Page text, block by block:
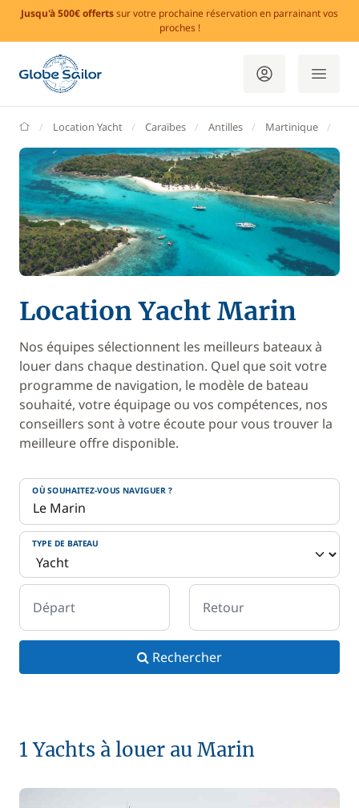
Jusqu'à 500€ offertssur votre prochaine réservation en parrainant vos
proches !
GlobeSailor
Location Yacht Caraïbes Antilles Martinique
Location Yacht Marin
Nos équipes sélectionnent les meilleurs bateaux à
louer dans chaque destination. Quel que soit votre
programme de navigation, le modèle de bateau
souhaité, votre équipage ou vos compétences, nos
conseillers sont à votre écoute pour vous trouver la
meilleure offre disponible.
OÙ SOUHAITEZ-VOUS NAVIGUER ?
TYPE DE BATEAU
Départ Retour
Rechercher
1 Yachts à louer au Marin